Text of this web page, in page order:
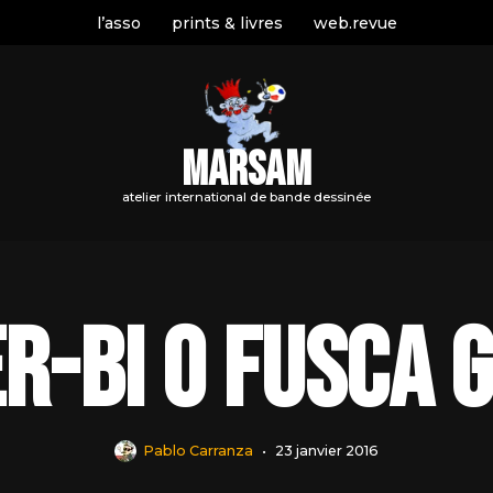
l’asso prints & livres web.revue
MARSAM
atelier international de bande dessinée
Bi o fusca
Pablo Carranza 23 janvier 2016